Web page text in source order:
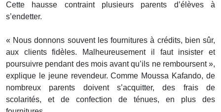
Cette hausse contraint plusieurs parents d’élèves à
s’endetter.
« Nous donnons souvent les fournitures à crédits, bien sûr,
aux clients fidèles. Malheureusement il faut insister et
poursuivre pendant des mois avant qu’ils ne remboursent »,
explique le jeune revendeur. Comme Moussa Kafando, de
nombreux parents doivent s’acquitter, des frais de
scolarités, et de confection de ténues, en plus des